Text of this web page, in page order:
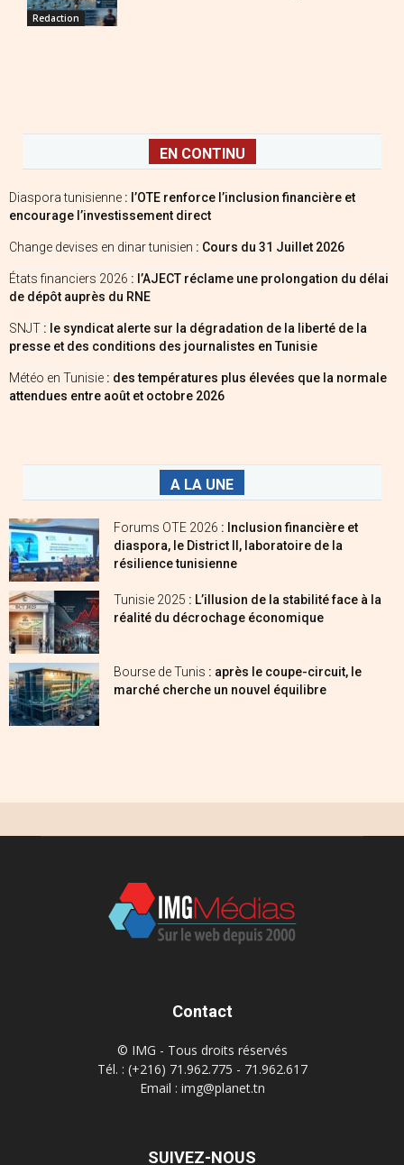
Redaction
EN CONTINU
Diaspora tunisienne : l’OTE renforce l’inclusion financière et
encourage l’investissement direct
Change devises en dinar tunisien : Cours du 31 Juillet 2026
États financiers 2026 : l’AJECT réclame une prolongation du délai
de dépôt auprès du RNE
SNJT : le syndicat alerte sur la dégradation de la liberté de la
presse et des conditions des journalistes en Tunisie
Météo en Tunisie : des températures plus élevées que la normale
attendues entre août et octobre 2026
A LA UNE
Forums OTE 2026 : Inclusion financière et
diaspora, le District II, laboratoire de la
résilience tunisienne
Tunisie 2025 : L’illusion de la stabilité face à la
réalité du décrochage économique
Bourse de Tunis : après le coupe-circuit, le
marché cherche un nouvel équilibre
Contact
© IMG - Tous droits réservés
Tél. : (+216) 71.962.775 - 71.962.617
Email : img@planet.tn
SUIVEZ-NOUS